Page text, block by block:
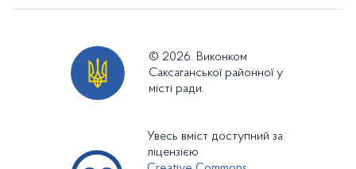
© 2026. Виконком
Саксаганської районної у
місті ради.
Увесь вміст доступний за
ліцензією